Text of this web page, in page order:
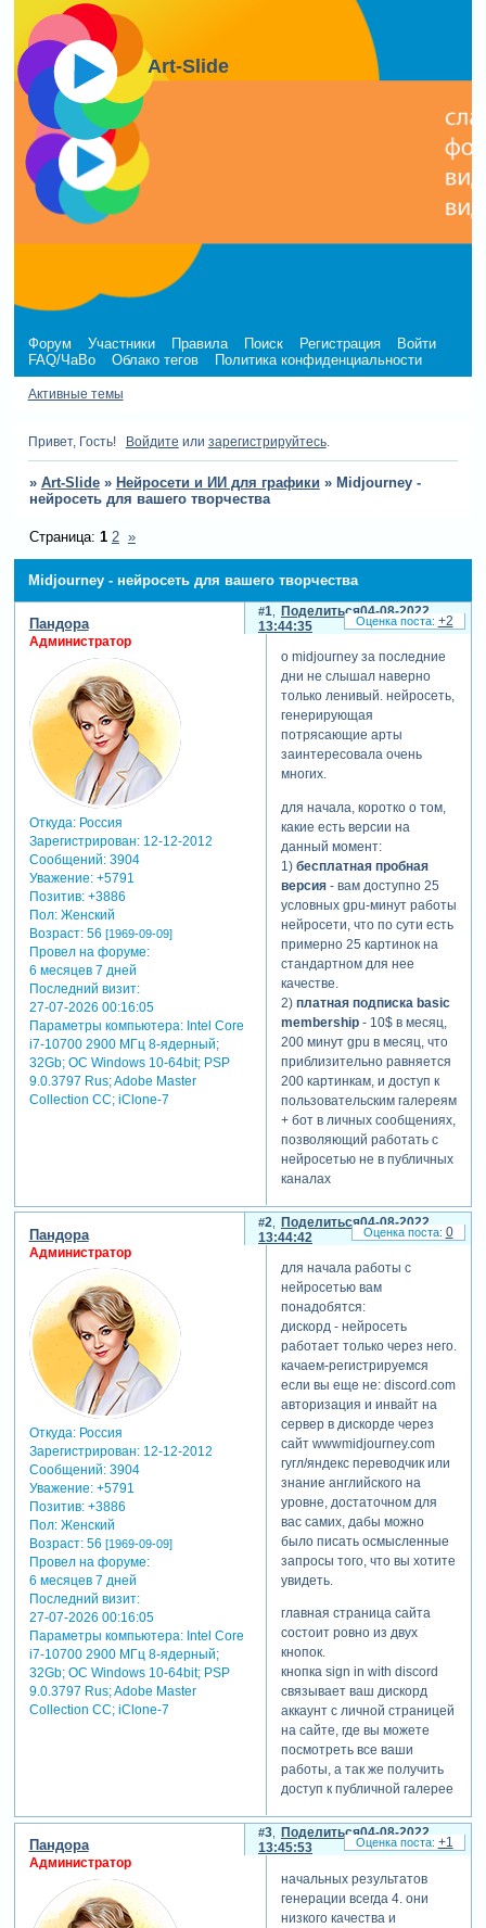
Art-Slide
Форум Участники Правила Поиск Регистрация
Войти
FAQ/ЧаВо
Облако тегов Политика конфиденциальности
Активные темы
Привет, Гость! Войдите или зарегистрируйтесь.
» Art-Slide » Нейросети и ИИ для графики » Midjourney -
нейросеть для вашего творчества
Midjourney - нейросеть для вашего творчества
Страница: 1 2 »
Поделиться
1
04-08-2022
13:44:35
Пандора
Администратор
Откуда:Россия
Зарегистрирован: 12-12-2012
Сообщений:3904
Уважение: +5791
Позитив: +3886
Пол:Женский
Возраст:56 [1969-09-09]
Провел на форуме:
6 месяцев 7 дней
Последний визит:
27-07-2026 00:16:05
Параметры компьютера:Intel Core
i7-10700 2900 МГц 8-ядерный;
32Gb; ОС Windows 10-64bit; PSP
9.0.3797 Rus; Adobe Master
Collection СС; iClone-7
о midjourney за последние
дни не слышал наверно
только ленивый. нейросеть,
генерирующая
потрясающие арты
заинтересовала очень
многих.
для начала, коротко о том,
какие есть версии на
данный момент:
1) бесплатная пробная
версия- вам доступно 25
условных gpu-минут работы
нейросети, что по сути есть
примерно 25 картинок на
стандартном для нее
качестве.
2) платная подписка basic
membership- 10$ в месяц,
200 минут gpu в месяц, что
приблизительно равняется
200 картинкам, и доступ к
пользовательским галереям
+ бот в личных сообщениях,
позволяющий работать с
нейросетью не в публичных
каналах
standard membership- 30$
в месяц, неограниченное
по факту равно примерно
15 gpu-часам, после
использования которых вам
включат slow-мод, но не
отберут возможность
делать картинки. + тот же
доступ к галереям и бот в
личных сообщениях
дискорда.
4)коммерческая платная
подписка corporate
membership- 600$ в месяц.
статья на пикабу
скрытый
для просмотра
скрытого текста
-
Зарегистрируйтесь,
чтобы увидеть
ссылкиили
зарегистрируйтесь
+2
Поделиться
2
04-08-2022
13:44:42
Пандора
Администратор
Откуда:Россия
Зарегистрирован: 12-12-2012
Сообщений:3904
Уважение: +5791
Позитив: +3886
Пол:Женский
Возраст:56 [1969-09-09]
Провел на форуме:
6 месяцев 7 дней
Последний визит:
27-07-2026 00:16:05
Параметры компьютера:Intel Core
i7-10700 2900 МГц 8-ядерный;
32Gb; ОС Windows 10-64bit; PSP
9.0.3797 Rus; Adobe Master
Collection СС; iClone-7
для начала работы с
нейросетью вам
понадобятся:
дискорд - нейросеть
работает только через него.
качаем-регистрируемся
если вы еще не: discord.com
авторизация и инвайт на
сервер в дискорде через
сайт wwwmidjourney.com
гугл/яндекс переводчик или
знание английского на
уровне, достаточном для
вас самих, дабы можно
было писать осмысленные
запросы того, что вы хотите
увидеть.
главная страница сайта
состоит ровно из двух
кнопок.
кнопка sign in with discord
связывает ваш дискорд
аккаунт с личной страницей
на сайте, где вы можете
посмотреть все ваши
работы, а так же получить
доступ к публичной галерее
кнопка join the beta дает вам
инвайт на дискорд сервер
происходит вся
нейромагия.
0
Поделиться
3
04-08-2022
13:45:53
Пандора
Администратор
начальных результатов
генерации всегда 4. они
низкого качества и
+1